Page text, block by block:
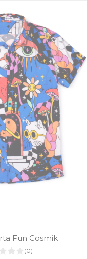
Fun Cosmik
(0)